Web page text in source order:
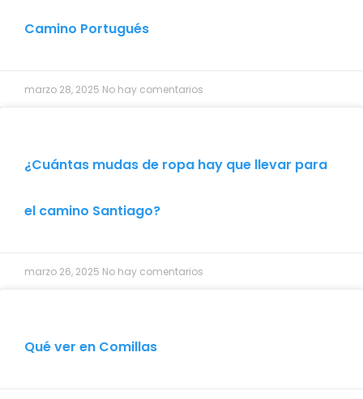
Camino Portugués
marzo 28, 2025 No hay comentarios
¿Cuántas mudas de ropa hay que llevar para
el camino Santiago?
marzo 26, 2025 No hay comentarios
Qué ver en Comillas